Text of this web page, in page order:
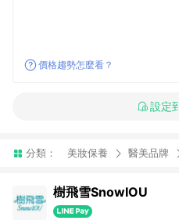
價格趨勢怎麼看？
設定
分類： 美妝保養 醫美品牌
樹飛雪SnowIOU